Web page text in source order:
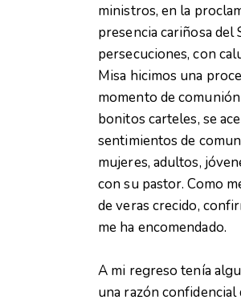
ministros, en la
presencia cariñosa
persecuciones, con
Misa hicimos una
momento de
bonitos carteles, se
sentimientos de
mujeres, adultos,
con su pastor. Como
de veras crecido,
me ha encomendado.
A mi regreso tenía
una razón